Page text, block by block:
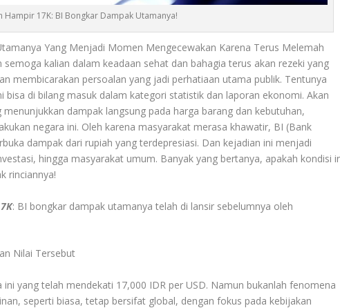
Hampir 17K: BI Bongkar Dampak Utamanya!
Yang Menjadi Momen Mengecewakan Karena Terus Melemah
kalian dalam keadaan sehat dan bahagia terus akan rezeki yang
membicarakan persoalan yang jadi perhatiaan utama publik. Tentunya
bisa di bilang masuk dalam kategori statistik dan laporan ekonomi. Akan
dampak langsung pada harga barang dan kebutuhan,
negara ini. Oleh karena masyarakat merasa khawatir, BI (Bank
dampak dari rupiah yang terdepresiasi. Dan kejadian ini menjadi
hingga masyarakat umum. Banyak yang bertanya, apakah kondisi
rinciannya!
: BI bongkar dampak utamanya telah di lansir sebelumnya oleh
Nilai Tersebut
yang telah mendekati 17,000 IDR per USD. Namun bukanlah fenomena
seperti biasa, tetap bersifat global, dengan fokus pada kebijakan